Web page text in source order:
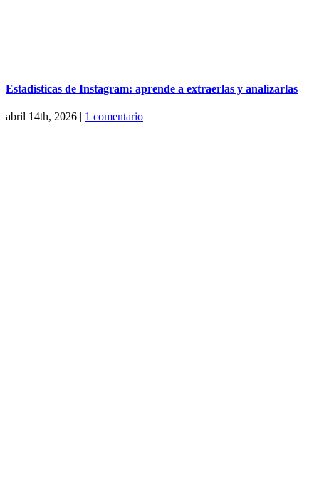
Estadísticas de Instagram: aprende a extraerlas y analizarlas
abril 14th, 2026 | 1 comentario